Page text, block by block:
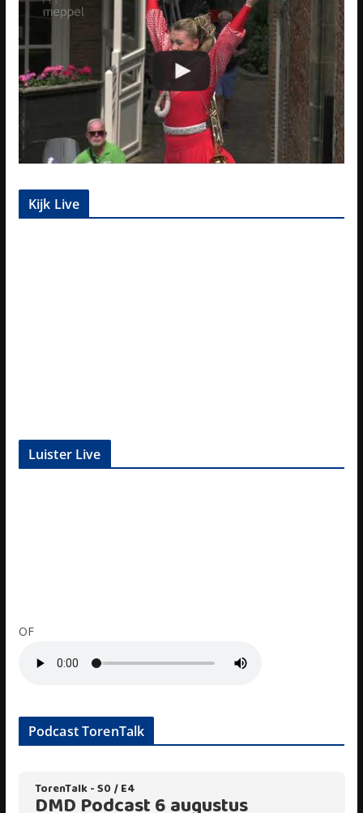
Kijk Live
Luister Live
OF
Podcast TorenTalk